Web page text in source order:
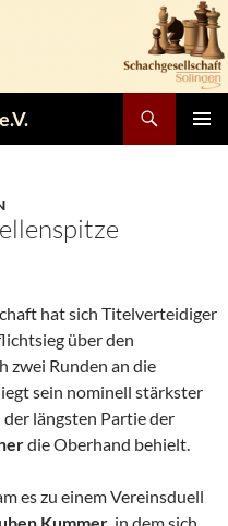
hat sich Titelverteidiger
über den
zwei Runden an die
sein nominell stärkster
der längsten Partie der
die Oberhand behielt.
es zu einem Vereinsduell